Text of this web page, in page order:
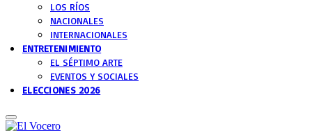
LOS RÍOS
NACIONALES
INTERNACIONALES
ENTRETENIMIENTO
EL SÉPTIMO ARTE
EVENTOS Y SOCIALES
ELECCIONES 2026